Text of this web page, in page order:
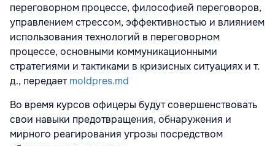
переговорном процессе, философией переговоров,
управлением стрессом, эффективностью и влиянием
использования технологий в переговорном
процессе, основными коммуникационными
стратегиями и тактиками в кризисных ситуациях и т.
д., передаетmoldpres.md
Во время курсов офицеры будут совершенствовать
свои навыки предотвращения, обнаружения и
мирного реагирования угрозы посредством